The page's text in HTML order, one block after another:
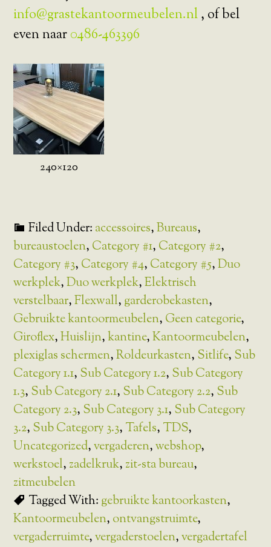
info@grastekantoormeubelen.nl, of bel
even naar0486-463396
240×120
Filed Under: accessoires,Bureaus,
bureaustoelen, Category #1, Category #2,
Category #3, Category #4, Category #5,Duo
werkplek,Duo werkplek,Elektrisch
verstelbaar,Flexwall, garderobekasten,
Gebruikte kantoormeubelen, Geen categorie,
Giroflex,Huislijn,kantine,Kantoormeubelen,
plexiglas schermen,Roldeurkasten, Sitlife, Sub
Category 1.1, Sub Category 1.2, Sub Category
1.3, Sub Category 2.1, Sub Category 2.2, Sub
Category 2.3, Sub Category 3.1, Sub Category
3.2, Sub Category 3.3, Tafels, TDS,
Uncategorized,vergaderen,webshop,
werkstoel, zadelkruk, zit-sta bureau,
zitmeubelen
Tagged With: gebruikte kantoorkasten,
Kantoormeubelen, ontvangstruimte,
vergaderruimte,vergaderstoelen,vergadertafel